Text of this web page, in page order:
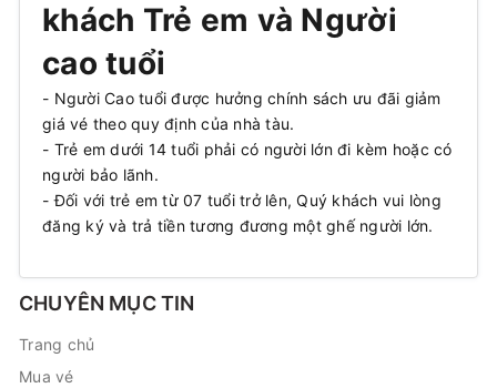
khách Trẻ em và Người
cao tuổi
- Người Cao tuổi được hưởng chính sách ưu đãi giảm
giá vé theo quy định của nhà tàu.
- Trẻ em dưới 14 tuổi phải có người lớn đi kèm hoặc có
người bảo lãnh.
- Đối với trẻ em từ 07 tuổi trở lên, Quý khách vui lòng
đăng ký và trả tiền tương đương một ghế người lớn.
CHUYÊN MỤC TIN
Trang chủ
Mua vé